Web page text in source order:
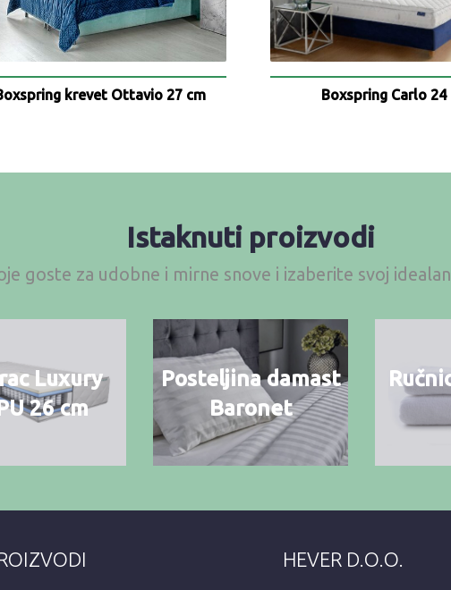
krevet Ottavio 27 cm Boxspring Carlo 24
Istaknuti proizvodi
goste za udobne i mirne snove i izaberite svoj
Luxury
26 cm
Posteljina damast
Baronet
HEVER D.O.O.